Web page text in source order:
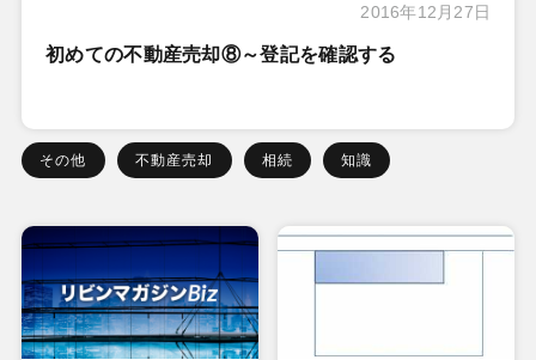
2016年12月27日
初めての不動産売却⑧～登記を確認する
その他 不動産売却 相続 知識